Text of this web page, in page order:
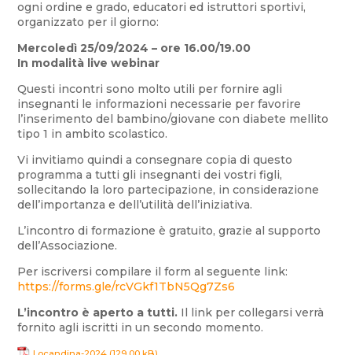
ogni ordine e grado, educatori ed istruttori sportivi,
organizzato per il giorno:
Mercoledì 25/09/2024 – ore 16.00/19.00
In modalità live webinar
Questi incontri sono molto utili per fornire agli
insegnanti le informazioni necessarie per favorire
l’inserimento del bambino/giovane con diabete mellito
tipo 1 in ambito scolastico.
Vi invitiamo quindi a consegnare copia di questo
programma a tutti gli insegnanti dei vostri figli,
sollecitando la loro partecipazione, in considerazione
dell’importanza e dell’utilità dell’iniziativa.
L’incontro di formazione è gratuito, grazie al supporto
dell’Associazione.
Per iscriversi compilare il form al seguente link:
https://forms.gle/rcVGkf1TbN5Qg7Zs6
L’incontro è aperto a tutti. Il link per collegarsi verrà
fornito agli iscritti in un secondo momento.